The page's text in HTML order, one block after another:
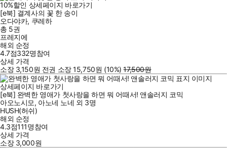
10%할인 상세페이지 바로가기
[e북] 결계사의 꽃 한 송이
오다야카, 쿠레하
총 5권
프레지에
해외 순정
4.7점332명참여
상세 가격
소장 3,150원 전권 소장15,750원 (10%) 17,500원
상세페이지 바로가기
[e북] 완벽한 영애가 첫사랑을 하면 뭐 어때서! 앤솔러지 코믹
아오노시모, 아노네 노네 외 3명
HUSH(허쉬)
해외 순정
4.3점111명참여
상세 가격
소장 3,000원